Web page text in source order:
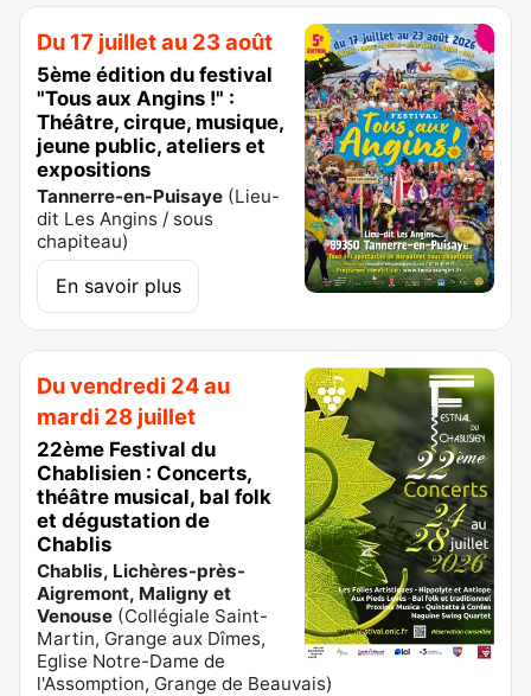
Du 17 juillet au 23 août
5ème édition du festival
"Tous aux Angins !" :
Théâtre, cirque, musique,
jeune public, ateliers et
expositions
Tannerre-en-Puisaye (Lieu-
dit Les Angins / sous
chapiteau)
En savoir plus
Du vendredi 24 au
mardi 28 juillet
22ème Festival du
Chablisien : Concerts,
théâtre musical, bal folk
et dégustation de
Chablis
Chablis, Lichères-près-
Aigremont, Maligny et
Venouse (Collégiale Saint-
Martin, Grange aux Dîmes,
Eglise Notre-Dame de
l'Assomption, Grange de Beauvais)